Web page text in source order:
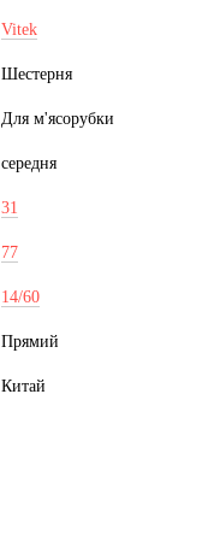
Vitek
Шестерня
Для м'ясорубки
середня
31
77
14/60
Прямий
Китай